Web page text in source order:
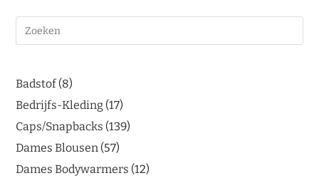
Badstof 8
Bedrijfs-Kleding 17
Caps/Snapbacks 139
Dames Blousen 57
Dames Bodywarmers 12